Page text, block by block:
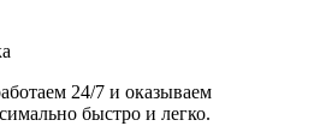
24/7 и оказываем
быстро и легко.